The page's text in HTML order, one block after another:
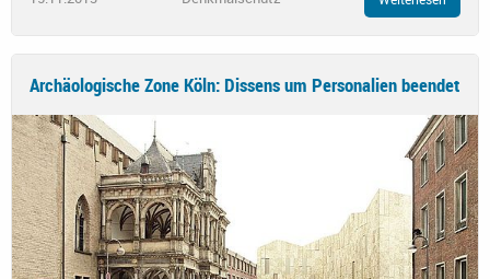
Archäologische Zone Köln: Dissens um Personalien beendet